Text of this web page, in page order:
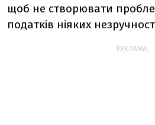
щоб не створювати
податків ніяких
РЕКЛАМА: